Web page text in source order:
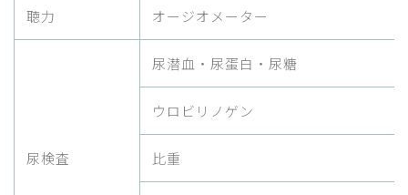
聴力 オージオメーター
尿検査
尿潜血・尿蛋白・尿糖
ウロビリノゲン
比重